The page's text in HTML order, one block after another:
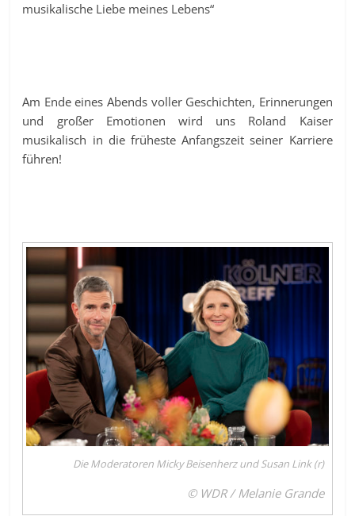
musikalische Liebe meines Lebens“
Am Ende eines Abends voller Geschichten, Erinnerungen
und großer Emotionen wird uns Roland Kaiser
musikalisch in die früheste Anfangszeit seiner Karriere
führen!
Die Moderatoren Micky Beisenherz und Susan Link (r)
© WDR / Melanie Grande